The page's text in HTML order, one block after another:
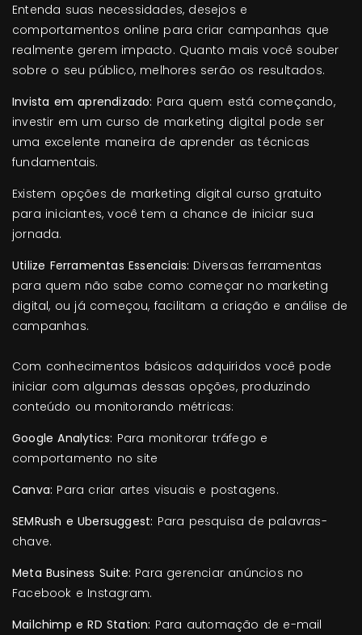
Entenda suas necessidades, desejos e
comportamentos online para criar campanhas que
realmente gerem impacto. Quanto mais você souber
sobre o seu público, melhores serão os resultados.
Invista em aprendizado: Para quem está começando,
investir em um curso de marketing digital pode ser
uma excelente maneira de aprender as técnicas
fundamentais.
Existem opções de marketing digital curso gratuito
para iniciantes, você tem a chance de iniciar sua
jornada.
Utilize Ferramentas Essenciais: Diversas ferramentas
para quem não sabe como começar no marketing
digital, ou já começou, facilitam a criação e análise de
campanhas.
Com conhecimentos básicos adquiridos você pode
iniciar com algumas dessas opções, produzindo
conteúdo ou monitorando métricas:
Google Analytics: Para monitorar tráfego e
comportamento no site
Canva: Para criar artes visuais e postagens.
SEMRush e Ubersuggest: Para pesquisa de palavras-
chave.
Meta Business Suite: Para gerenciar anúncios no
Facebook e Instagram.
Mailchimp e RD Station: Para automação de e-mail